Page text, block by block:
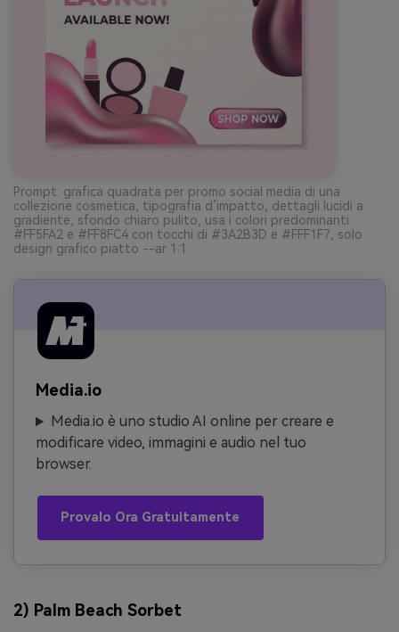
Prompt: grafica quadrata per promo social media di una
collezione cosmetica, tipografia d’impatto, dettagli lucidi a
gradiente, sfondo chiaro pulito, usa i colori predominanti
#FF5FA2 e #FF8FC4 con tocchi di #3A2B3D e #FFF1F7, solo
design grafico piatto --ar 1:1
Media.io
Media.io è uno studio AI online per creare e
modificare video, immagini e audio nel tuo
browser.
Provalo Ora Gratuitamente
2) Palm Beach Sorbet